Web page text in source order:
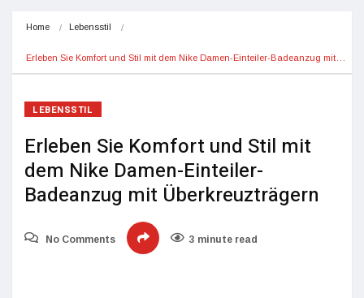
Home Lebensstil
Erleben Sie Komfort und Stil mit dem Nike Damen-Einteiler-Badeanzug mit…
LEBENSSTIL
Erleben Sie Komfort und Stil mit
dem Nike Damen-Einteiler-
Badeanzug mit Überkreuzträgern
No Comments 3 minute read